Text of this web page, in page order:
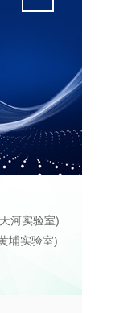
河实验室)
埔实验室)